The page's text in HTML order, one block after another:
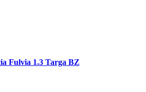
Fulvia 1.3 Targa BZ